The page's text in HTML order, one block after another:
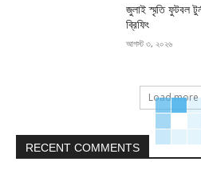
জুলাই স্মৃতি ফুটবল
ব্রিফিং
আগস্ট ৩, ২০২৬
Load more
RECENT COMMENTS